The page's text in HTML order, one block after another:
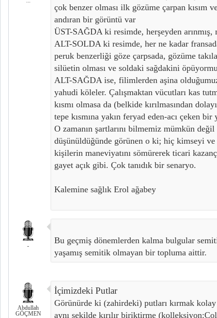
çok benzer olması ilk gözüme çarpan kısım
andıran bir görüntü var
ÜST-SAĞDA ki resimde, herşeyden
ALT-SOLDA ki resimde, her ne kadar
peruk benzerliği göze çarpsada, gözüme
silüetin olması ve soldaki sağdakini
ALT-SAĞDA ise, filimlerden aşina
yahudi köleler. Çalışmaktan vücutları kas
kısmı olmasa da (belkide kırılmasından
tepe kısmına yakın feryad eden-acı çeken
O zamanın şartlarını bilmemiz mümkün
düşünüldüğünde görünen o ki; hiç kimseyi ve
kişilerin maneviyatını sömürerek ticari
gayet açık gibi. Çok tanıdık bir senaryo.
Kalemine sağlık Erol ağabey
-
Bu geçmiş dönemlerden kalma bulgular
yaşamış semitik olmayan bir topluma aittir.
Abdullah
GÖÇMEN
İçimizdeki Putlar
Görünürde ki (zahirdeki) putları kırmak
aynı şekilde kırılır biriktirme